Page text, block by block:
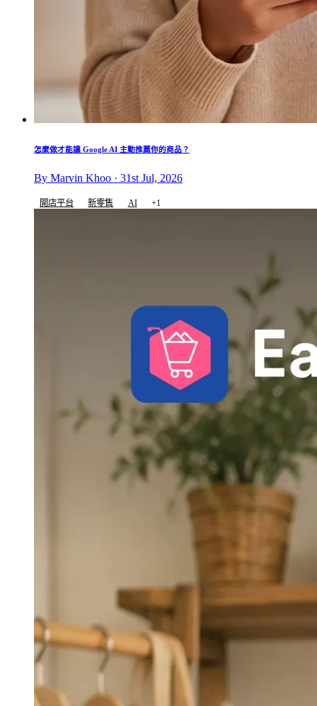
怎麼做才能讓 Google AI 主動推薦你的商品？
By Marvin Khoo · 31st Jul, 2026
開店平台 新零售 AI +1